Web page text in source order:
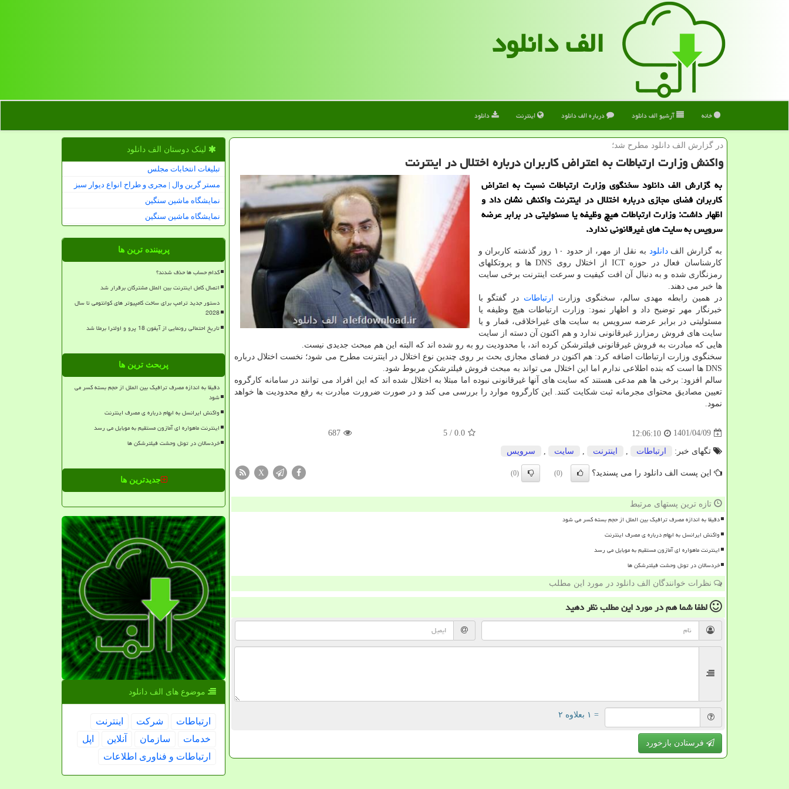
الف دانلود
خانه آرشیو الف دانلود درباره الف دانلود اینترنت دانلود
در گزارش الف دانلود مطرح شد؛
واکنش وزارت ارتباطات به اعتراض کاربران درباره اختلال در اینترنت
به گزارش الف دانلود سخنگوی وزارت ارتباطات نسبت به اعتراض
کاربران فضای مجازی درباره اختلال در اینترنت واکنش نشان داد و
اظهار داشت: وزارت ارتباطات هیچ وظیفه یا مسئولیتی در برابر عرضه
سرویس به سایت های غیرقانونی ندارد.
به گزارش الفدانلود
به نقل از مهر، از حدود ۱۰ روز گذشته کاربران و
کارشناسان فعال در حوزه ICT از اختلال روی DNS ها و پروتکلهای
رمزنگاری شده و به دنبال آن افت کیفیت و سرعت اینترنت برخی سایت
ها خبر می دهند.
در همین رابطه مهدی سالم، سخنگوی وزارت
ارتباطات در گفتگو با
خبرنگار مهر توضیح داد و اظهار نمود: وزارت ارتباطات هیچ وظیفه یا
مسئولیتی در برابر عرضه سرویس به سایت های غیراخلاقی، قمار و یا
سایت های فروش رمزارز غیرقانونی ندارد و هم اکنون آن دسته از سایت
هایی که مبادرت به فروش غیرقانونی فیلترشکن کرده اند، با محدودیت رو به رو شده اند که البته این هم مبحث جدیدی نیست.
سخنگوی وزارت ارتباطات اضافه کرد: هم اکنون در فضای مجازی بحث بر روی چندین نوع اختلال در اینترنت مطرح می شود؛ نخست اختلال درباره
DNS ها است که بنده اطلاعی ندارم اما این اختلال می تواند به مبحث فروش فیلترشکن مربوط شود.
سالم افزود: برخی ها هم مدعی هستند که سایت های آنها غیرقانونی نبوده اما مبتلا به اختلال شده اند که این افراد می توانند در سامانه کارگروه
تعیین مصادیق محتوای مجرمانه ثبت شکایت کنند. این کارگروه موارد را بررسی می کند و در صورت ضرورت مبادرت به رفع محدودیت ها خواهد
نمود.
1401/04/09
12:06:10
0.0
/ 5
687
تگهای خبر: ارتباطات اینترنت سایت سرویس
این پست الف دانلود را می پسندید؟ (0)
(0)
X
تازه ترین پستهای مرتبط
دقیقا به اندازه مصرف ترافیک بین الملل از حجم بسته کسر می شود
واکنش ایرانسل به ابهام درباره ی مصرف اینترنت
اینترنت ماهواره ای آمازون مستقیم به موبایل می رسد
خردسالان در تونل وحشت فیلترشکن ها
نظرات خوانندگان الف دانلود در مورد این مطلب
لطفا شما همدر مورد این مطلبنظر دهید
= ۱ بعلاوه ۲
فرستادن بازخورد
لینک دوستان الف دانلود
تبلیغات انتخابات مجلس
مستر گرین وال | مجری و طراح انواع دیوار سبز
نمایشگاه ماشین سنگین
نمایشگاه ماشین سنگین
پربیننده ترین ها
کدام حساب ها حذف شدند؟
اتصال کامل اینترنت بین الملل مشترکان برقرار شد
دستور جدید ترامپ برای ساخت کامپیوتر های کوانتومی تا سال
2028
تاریخ احتمالی رونمایی از آیفون 18 پرو و اولترا برملا شد
پربحث ترین ها
دقیقا به اندازه مصرف ترافیک بین الملل از حجم بسته کسر می
شود
واکنش ایرانسل به ابهام درباره ی مصرف اینترنت
اینترنت ماهواره ای آمازون مستقیم به موبایل می رسد
خردسالان در تونل وحشت فیلترشکن ها
جدیدترین ها
موضوع های الف دانلود
ارتباطات شركت
اینترنت
خدمات
سازمان آنلاین
اپل
ارتباطات و فناوری اطلاعات